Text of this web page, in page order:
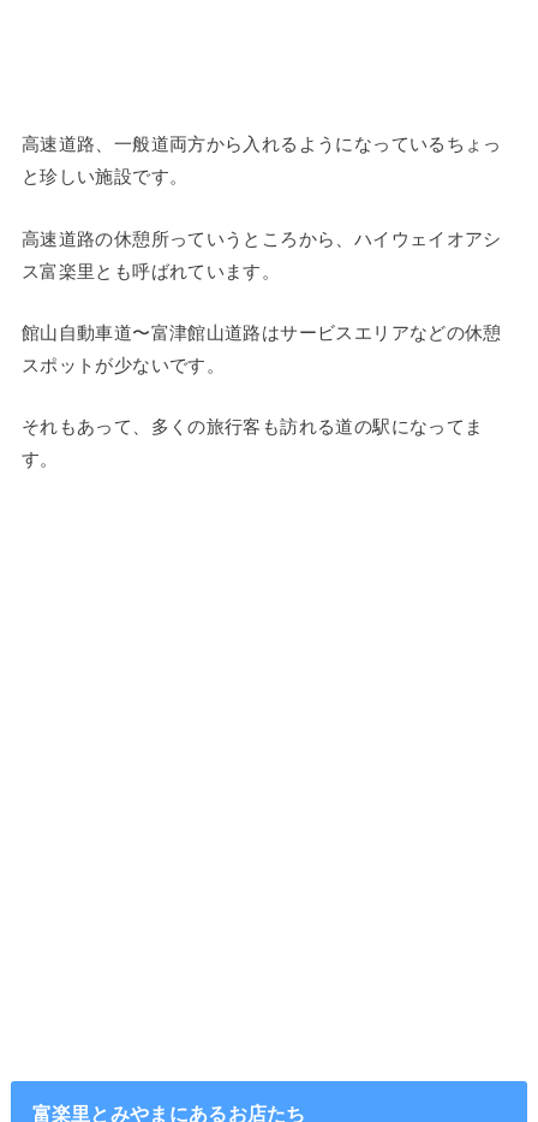
高速道路、一般道両方から入れるようになっているちょっ
と珍しい施設です。
高速道路の休憩所っていうところから、ハイウェイオアシ
ス富楽里とも呼ばれています。
館山自動車道〜富津館山道路はサービスエリアなどの休憩
スポットが少ないです。
それもあって、多くの旅行客も訪れる道の駅になってま
す。
富楽里とみやまにあるお店たち